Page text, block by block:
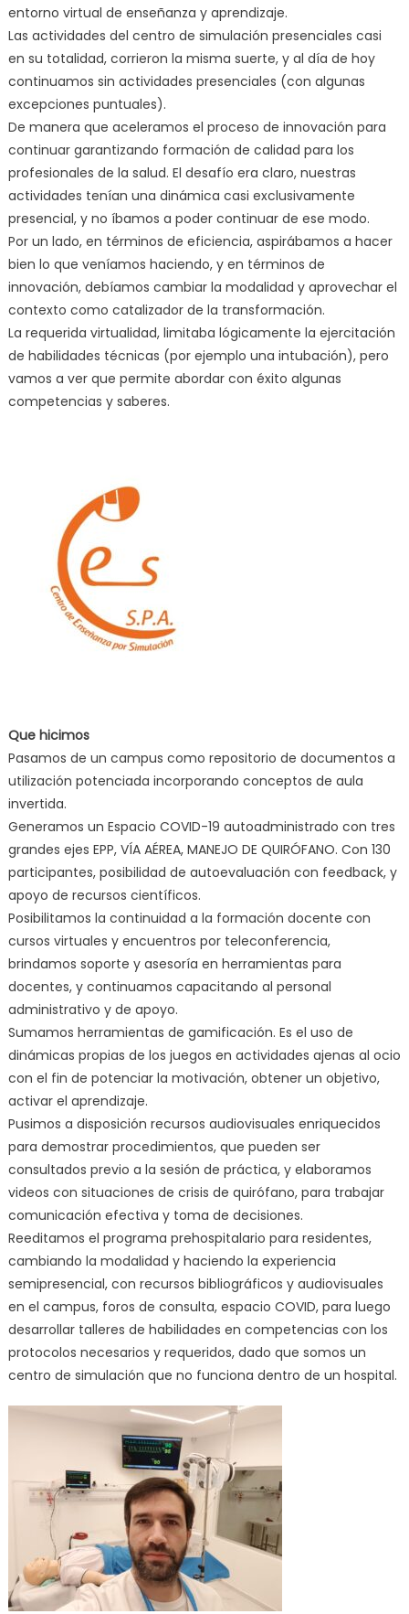
entorno virtual de enseñanza y aprendizaje.
Las actividades del centro de simulación presenciales casi
en su totalidad, corrieron la misma suerte, y al día de hoy
continuamos sin actividades presenciales (con algunas
excepciones puntuales).
De manera que aceleramos el proceso de innovación para
continuar garantizando formación de calidad para los
profesionales de la salud. El desafío era claro, nuestras
actividades tenían una dinámica casi exclusivamente
presencial, y no íbamos a poder continuar de ese modo.
Por un lado, en términos de eficiencia, aspirábamos a hacer
bien lo que veníamos haciendo, y en términos de
innovación, debíamos cambiar la modalidad y aprovechar el
contexto como catalizador de la transformación.
La requerida virtualidad, limitaba lógicamente la ejercitación
de habilidades técnicas (por ejemplo una intubación), pero
vamos a ver que permite abordar con éxito algunas
competencias y saberes.
Que hicimos
Pasamos de un campus como repositorio de documentos a
utilización potenciada incorporando conceptos de aula
invertida.
Generamos un Espacio COVID-19 autoadministrado con tres
grandes ejes EPP, VÍA AÉREA, MANEJO DE QUIRÓFANO. Con 130
participantes, posibilidad de autoevaluación con feedback, y
apoyo de recursos científicos.
Posibilitamos la continuidad a la formación docente con
cursos virtuales y encuentros por teleconferencia,
brindamos soporte y asesoría en herramientas para
docentes, y continuamos capacitando al personal
administrativo y de apoyo.
Sumamos herramientas de gamificación. Es el uso de
dinámicas propias de los juegos en actividades ajenas al ocio
con el fin de potenciar la motivación, obtener un objetivo,
activar el aprendizaje.
Pusimos a disposición recursos audiovisuales enriquecidos
para demostrar procedimientos, que pueden ser
consultados previo a la sesión de práctica, y elaboramos
videos con situaciones de crisis de quirófano, para trabajar
comunicación efectiva y toma de decisiones.
Reeditamos el programa prehospitalario para residentes,
cambiando la modalidad y haciendo la experiencia
semipresencial, con recursos bibliográficos y audiovisuales
en el campus, foros de consulta, espacio COVID, para luego
desarrollar talleres de habilidades en competencias con los
protocolos necesarios y requeridos, dado que somos un
centro de simulación que no funciona dentro de un hospital.